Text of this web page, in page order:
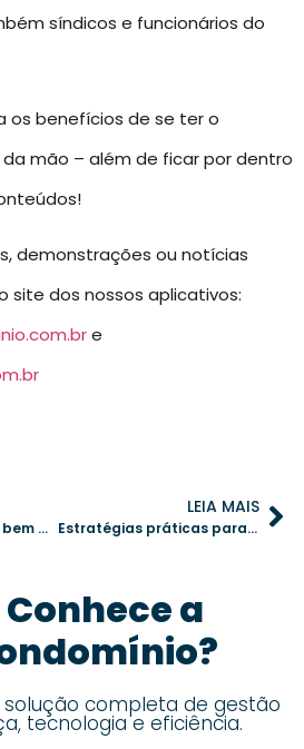
síndicos e funcionários do
os benefícios de se ter o
mão – além de ficar por dentro
demonstrações ou notícias
site dos nossos aplicativos:
e
Playground seguro e bem cuidado: estratégias para uma gestão eficiente no condomínio
LEIA MAIS
Estratégias práticas para engajar moradores em assembleias virtuais
a
completa de gestão
tecnologia e eficiência.